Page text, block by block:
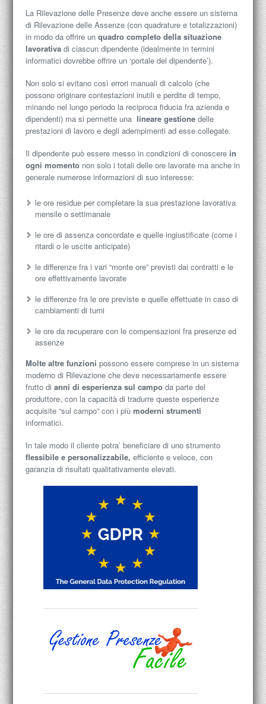
La Rilevazione delle Presenze deve anche essere un sistema
di Rilevazione delle Assenze (con quadrature e totalizzazioni)
in modo da offrire un quadro completo della situazione
lavorativadi ciascun dipendente (idealmente in termini
informatici dovrebbe offrire un ‘portale del dipendente’).
Non solo si evitano così errori manuali di calcolo (che
possono originare contestazioni inutili e perdite di tempo,
minando nel lungo periodo la reciproca fiducia fra azienda e
dipendenti) ma si permette una lineare gestionedelle
prestazioni di lavoro e degli adempimenti ad esse collegate.
Il dipendente può essere messo in condizioni di conoscere in
ogni momentonon solo i totali delle ore lavorate ma anche in
generale numerose informazioni di suo interesse:
le ore residue per completare la sua prestazione lavorativa
mensile o settimanale
le ore di assenza concordate e quelle ingiustificate (come i
ritardi o le uscite anticipate)
le differenze fra i vari “monte ore” previsti dai contratti e le
ore effettivamente lavorate
le differenze fra le ore previste e quelle effettuate in caso di
cambiamenti di turni
le ore da recuperare con le compensazioni fra presenze ed
assenze
Molte altre funzioni possono essere comprese in un sistema
moderno di Rilevazione che deve necessariamente essere
frutto di anni di esperienza sul campoda parte del
produttore, con la capacità di tradurre queste esperienze
acquisite “sul campo” con i più moderni strumenti
informatici.
In tale modo il cliente potra’ beneficiare di uno strumento
flessibile e personalizzabile, efficiente e veloce, con
garanzia di risultati qualitativamente elevati.